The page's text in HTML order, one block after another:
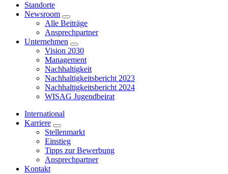
Standorte
Newsroom
Alle Beiträge
Ansprechpartner
Unternehmen
Vision 2030
Management
Nachhaltigkeit
Nachhaltigkeitsbericht 2023
Nachhaltigkeitsbericht 2024
WISAG Jugendbeirat
International
Karriere
Stellenmarkt
Einstieg
Tipps zur Bewerbung
Ansprechpartner
Kontakt